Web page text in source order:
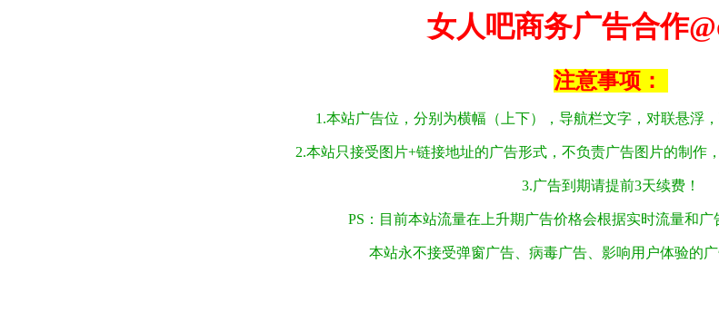
女人吧商务广告合作
注意事项：
1.本站广告位，分别为横幅（上下），导航栏文字，对联悬浮
2.本站只接受图片+链接地址的广告形式，不负责广告图片的制作
3.广告到期请提前3天续费！
PS：目前本站流量在上升期广告价格会根据实时流量和广
本站永不接受弹窗广告、病毒广告、影响用户体验的